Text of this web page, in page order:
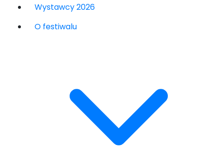
Wystawcy 2026
O festiwalu